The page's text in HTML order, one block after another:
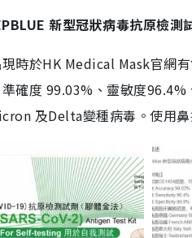
新型冠狀病毒抗原檢測
時於HK Medical Mask官網
確度 99.03%、靈敏度
及Delta變種病毒。使用鼻